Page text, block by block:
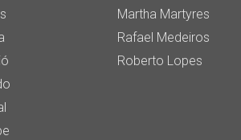
Martha Martyres
Rafael Medeiros
Roberto Lopes